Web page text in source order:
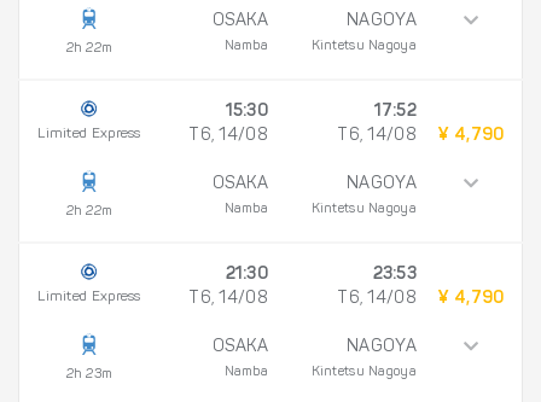
2h 22m
OSAKA
Namba
NAGOYA
Kintetsu Nagoya
Limited Express
2h 22m
15:30
T6, 14/08
OSAKA
Namba
17:52
T6, 14/08
NAGOYA
Kintetsu Nagoya
¥ 4,790
Limited Express
2h 23m
21:30
T6, 14/08
OSAKA
Namba
23:53
T6, 14/08
NAGOYA
Kintetsu Nagoya
¥ 4,790